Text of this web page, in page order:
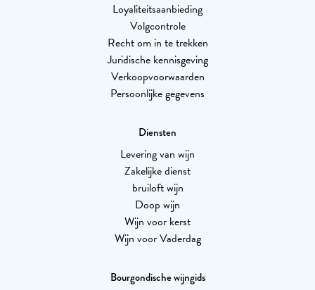
Loyaliteitsaanbieding
Volgcontrole
Recht om in te trekken
Juridische kennisgeving
Verkoopvoorwaarden
Persoonlijke gegevens
Diensten
Levering van wijn
Zakelijke dienst
bruiloft wijn
Doop wijn
Wijn voor kerst
Wijn voor Vaderdag
Bourgondische wijngids